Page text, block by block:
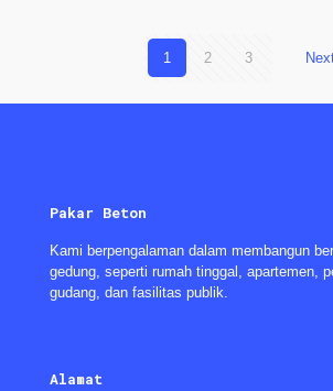
1 2 3
Pakar Beton
Kami berpengalaman dalam membangun
gedung, seperti rumah tinggal, apartemen,
gudang, dan fasilitas publik.
Alamat